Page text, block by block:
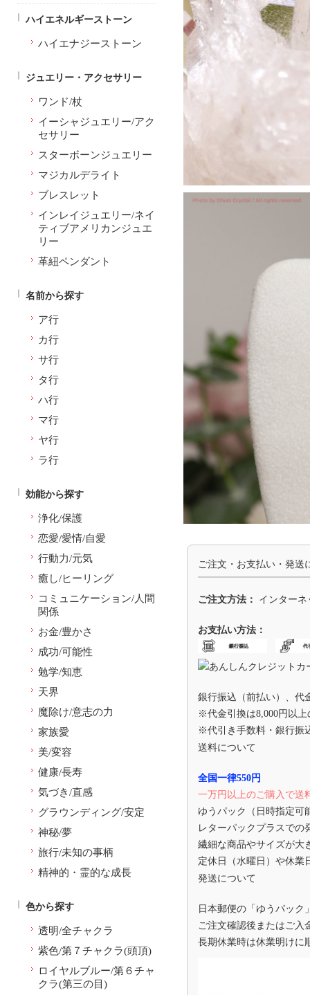
ご注文・お支払い・発送
ご注文方法： インター
お支払い方法：
銀行振込（前払い）、代
※代金引換は8,000円以
※代引き手数料・銀行振
送料について
全国一律550円
一万円以上のご購入で送
ゆうパック（日時指定可
レターパックプラスでの
繊細な商品やサイズが大
定休日（水曜日）や休業
発送について
日本郵便の「ゆうパック
ご注文確認後またはご入
長期休業時は休業明けに
ハイエネルギーストーン
ハイエナジーストーン
ジュエリー・アクセサリー
ワンド/杖
イーシャジュエリー/アク
セサリー
スターボーンジュエリー
マジカルデライト
ブレスレット
インレイジュエリー/ネイ
ティブアメリカンジュエ
リー
革紐ペンダント
名前から探す
ア行
カ行
サ行
タ行
ハ行
マ行
ヤ行
ラ行
効能から探す
浄化/保護
恋愛/愛情/自愛
行動力/元気
癒し/ヒーリング
コミュニケーション/人間
関係
お金/豊かさ
成功/可能性
勉学/知恵
天界
魔除け/意志の力
家族愛
美/変容
健康/長寿
気づき/直感
グラウンディング/安定
神秘/夢
旅行/未知の事柄
精神的・霊的な成長
色から探す
透明/全チャクラ
紫色/第７チャクラ(頭頂)
ロイヤルブルー/第６チャ
クラ(第三の目)